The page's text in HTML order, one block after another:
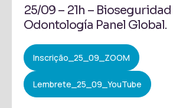
25/09 – 21h – Bioseguridad
Odontología Panel Global.
Inscrição_25_09_ZOOM
Lembrete_25_09_YouTube